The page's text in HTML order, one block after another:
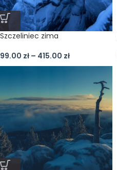
Szczeliniec zima
99.00 zł – 415.00 zł